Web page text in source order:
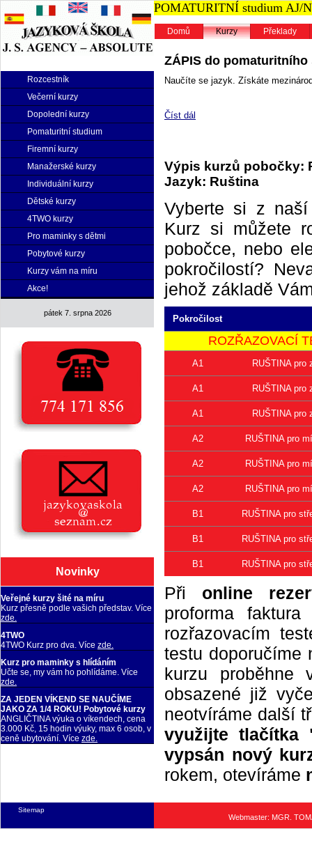
Rozcestník
Večerní kurzy
Dopolední kurzy
Pomaturitní studium
Firemní kurzy
Manažerské kurzy
Individuální kurzy
Dětské kurzy
4TWO kurzy
Pro maminky s dětmi
Pobytové kurzy
Kurzy vám na míru
Akce!
pátek 7. srpna 2026
Novinky
Veřejné kurzy šité na míru
Kurz přesně podle vašich představ. Více
zde.
4TWO
4TWO Kurz pro dva. Více zde.
Kurz pro maminky s hlídáním
Učte se, my vám ho pohlídáme. Více
zde.
ZA JEDEN VÍKEND SE NAUČÍME
JAKO ZA 1/4 ROKU! Pobytové kurzy
ANGLIČTINA výuka o víkendech, cena
3.000 Kč, 15 hodin výuky, max 6 osob, v
ceně ubytování. Více zde.
POMATURITNÍ studium AJ/
Domů Kurzy Překlady
ZÁPIS do pomaturitního
Naučíte se jazyk. Získáte
Číst dál
Výpis kurzů pobočky:
Jazyk: Ruština
Vyberte si z
Kurz si můžete
pobočce, nebo
pokročilostí?
jehož základě
Pokročilost
ROZŘAZOVACÍ
A1 RUŠTINA pro
A1 RUŠTINA pro
A1 RUŠTINA pro
A2 RUŠTINA pro
A2 RUŠTINA pro
A2 RUŠTINA pro
B1 RUŠTINA pro
B1 RUŠTINA pro
B1 RUŠTINA pro
Při online
proforma
rozřazovacím
testu doporučíme
kurzu proběhne
obsazené již
neotvíráme další
využijte tlačítka
vypsán nový
rokem, otevíráme
Webmaster: MGR.
Sitemap